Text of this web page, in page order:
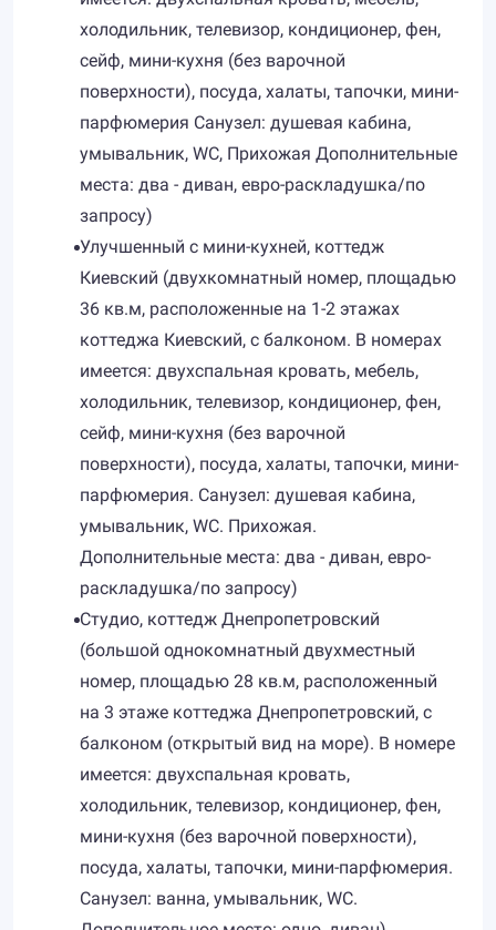
холодильник, телевизор, кондиционер, фен,
сейф, мини-кухня (без варочной
поверхности), посуда, халаты, тапочки, мини-
парфюмерия Санузел: душевая кабина,
умывальник, WC, Прихожая Дополнительные
места: два - диван, евро-раскладушка/по
запросу)
Улучшенный с мини-кухней, коттедж
Киевский (двухкомнатный номер, площадью
36 кв.м, расположенные на 1-2 этажах
коттеджа Киевский, с балконом. В номерах
имеется: двухспальная кровать, мебель,
холодильник, телевизор, кондиционер, фен,
сейф, мини-кухня (без варочной
поверхности), посуда, халаты, тапочки, мини-
парфюмерия. Санузел: душевая кабина,
умывальник, WC. Прихожая.
Дополнительные места: два - диван, евро-
раскладушка/по запросу)
Студио, коттедж Днепропетровский
(большой однокомнатный двухместный
номер, площадью 28 кв.м, расположенный
на 3 этаже коттеджа Днепропетровский, с
балконом (открытый вид на море). В номере
имеется: двухспальная кровать,
холодильник, телевизор, кондиционер, фен,
мини-кухня (без варочной поверхности),
посуда, халаты, тапочки, мини-парфюмерия.
Санузел: ванна, умывальник, WC.